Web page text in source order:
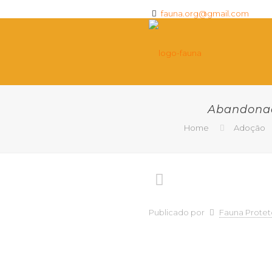
fauna.org@gmail.com
Home Adoção
Publicado por Fauna